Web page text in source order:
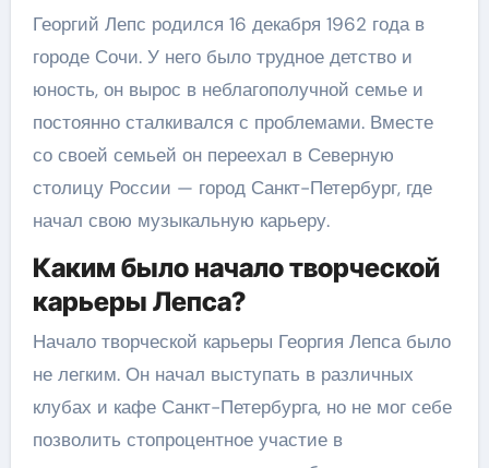
Георгий Лепс родился 16 декабря 1962 года в
городе Сочи. У него было трудное детство и
юность, он вырос в неблагополучной семье и
постоянно сталкивался с проблемами. Вместе
со своей семьей он переехал в Северную
столицу России — город Санкт-Петербург, где
начал свою музыкальную карьеру.
Каким было начало творческой
карьеры Лепса?
Начало творческой карьеры Георгия Лепса было
не легким. Он начал выступать в различных
клубах и кафе Санкт-Петербурга, но не мог себе
позволить стопроцентное участие в